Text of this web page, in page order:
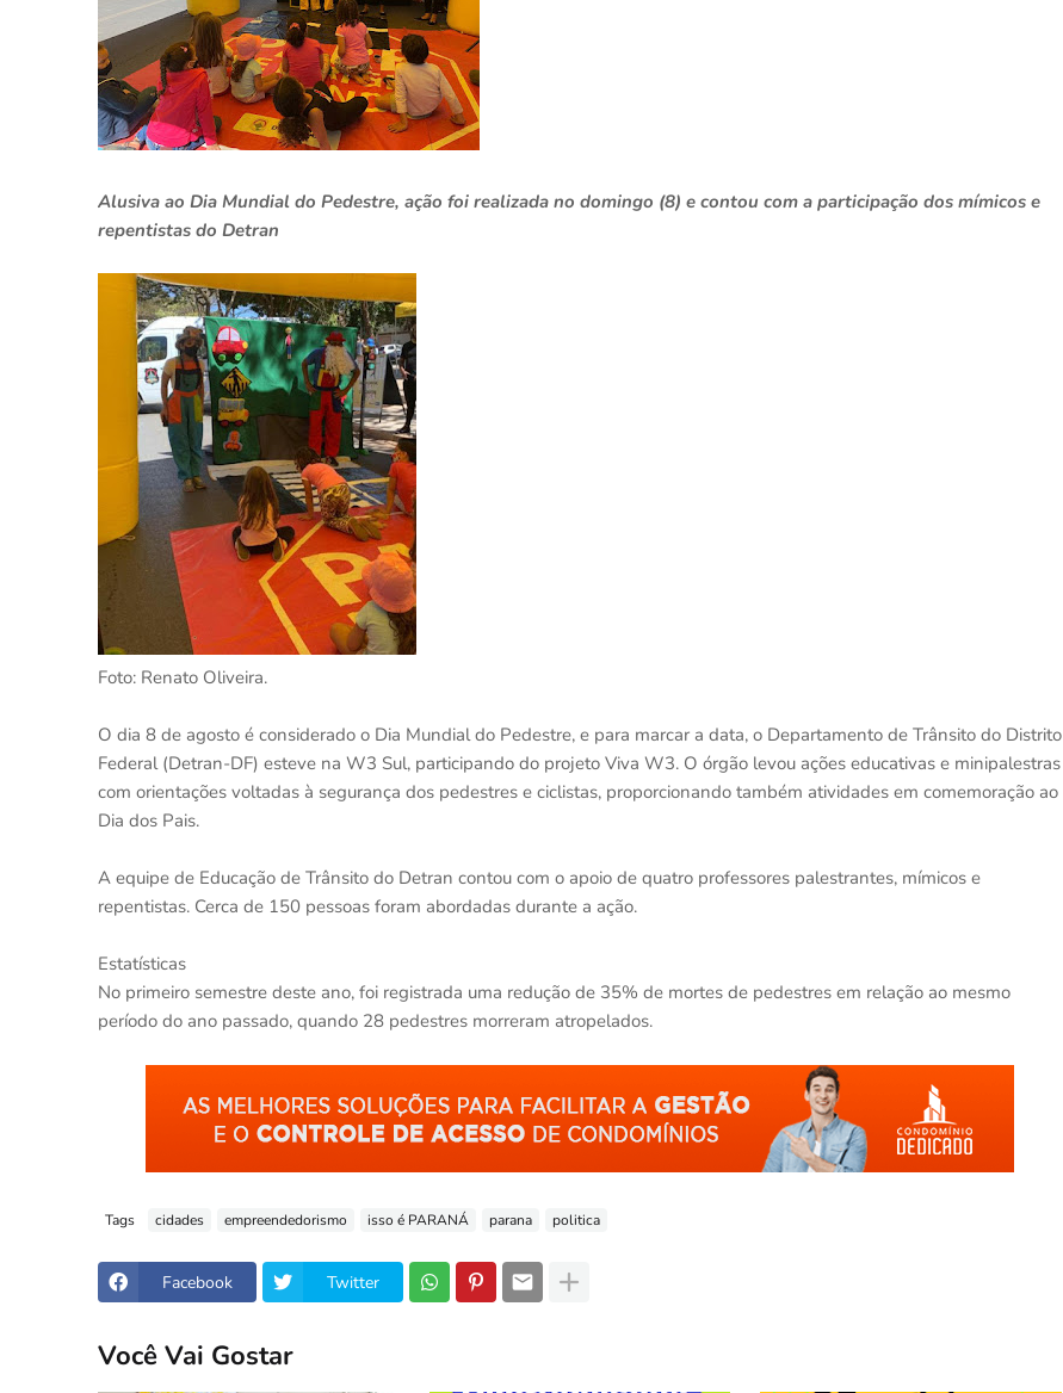
Alusiva ao Dia Mundial do Pedestre, ação foi realizada no domingo (8) e contou com a participação dos mímicos e
repentistas do Detran
Foto: Renato Oliveira.
O dia 8 de agosto é considerado o Dia Mundial do Pedestre, e para marcar a data, o Departamento de Trânsito do Distrito
Federal (Detran-DF) esteve na W3 Sul, participando do projeto Viva W3. O órgão levou ações educativas e minipalestras
com orientações voltadas à segurança dos pedestres e ciclistas, proporcionando também atividades em comemoração ao
Dia dos Pais.
A equipe de Educação de Trânsito do Detran contou com o apoio de quatro professores palestrantes, mímicos e
repentistas. Cerca de 150 pessoas foram abordadas durante a ação.
Estatísticas
No primeiro semestre deste ano, foi registrada uma redução de 35% de mortes de pedestres em relação ao mesmo
período do ano passado, quando 28 pedestres morreram atropelados.
Tags cidades empreendedorismo isso é PARANÁ parana politica
Facebook Twitter
Você Vai Gostar